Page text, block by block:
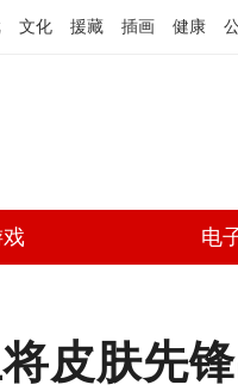
文化 援藏 插画 健康
电
皮肤先